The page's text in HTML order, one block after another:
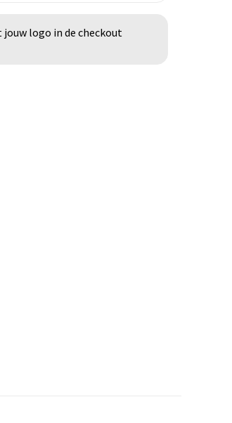
jouw logo in de checkout